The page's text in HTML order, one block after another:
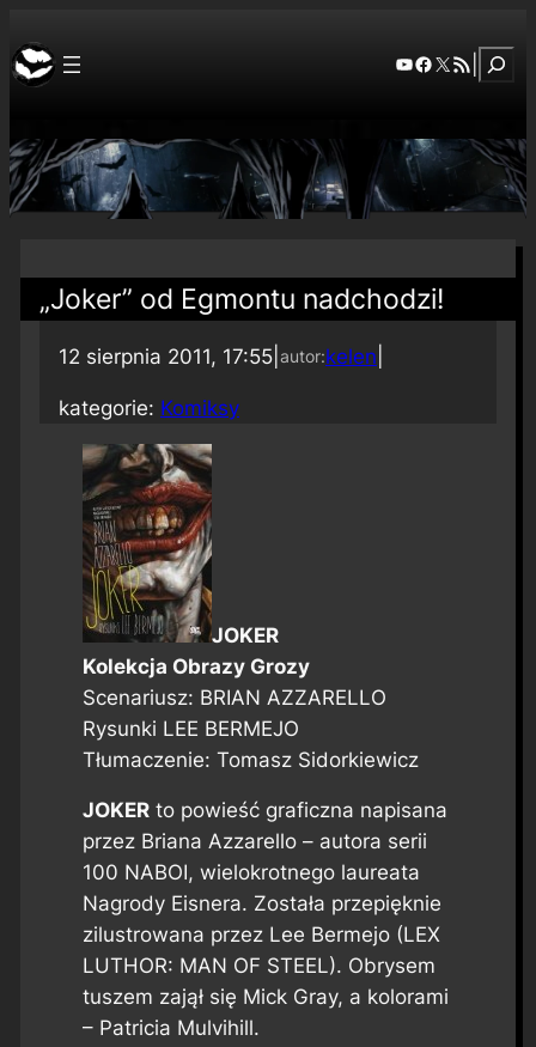
YouTube
Facebook
X RSS Feed
„Joker” od Egmontu nadchodzi!
12 sierpnia 2011, 17:55| autor:kelen
kategorie: Komiksy
JOKER
Kolekcja Obrazy Grozy
Scenariusz: BRIAN AZZARELLO
Rysunki LEE BERMEJO
Tłumaczenie: Tomasz Sidorkiewicz
JOKERto powieść graficzna napisana
przez Briana Azzarello – autora serii
100 NABOI, wielokrotnego laureata
Nagrody Eisnera. Została przepięknie
zilustrowana przez Lee Bermejo (LEX
LUTHOR: MAN OF STEEL). Obrysem
tuszem zajął się Mick Gray, a kolorami
– Patricia Mulvihill.